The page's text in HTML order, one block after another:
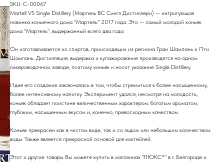
SKU: C-00067
Martell VS Single Distillery (Мартель ВС Сингл Дистиллери) — интригующая
новинка коньячного дома "Мартель" 2017 года. Это — самый молодой коньяк
дома "Мартель", выдержанный всего два года.
Он изготавливается из спиртов, происходящих из региона Гран Шампань и Пти
Шампань. Дистилляция, выдержка и купажирование производятся на одном
ликероводочном заводе, поэтому коньяк и носит указание Single Distillery.
Идея его создания заключалась в том, чтобы стремиться к более насыщенному,
более интенсивному напитку. Эксперимент удался, несмотря на молодость,
коньяк обладает поистине величественным характером, богатым ароматом,
глубоким, насыщенным вкусом и, конечно, превосходным качеством.
Коньяк прекрасен как в чистом виде, так и со льдом или небольшим количеством
воды. Также является прекрасной основой для коктейлей.
Этот и другие товары Вы можете купить в магазинах "ЛЮКС°" в г. Белгороде и